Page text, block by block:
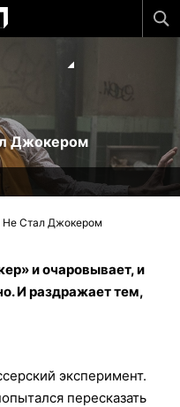
Джокером
Не Стал Джокером
и очаровывает, и
И раздражает тем,
эксперимент.
пересказать